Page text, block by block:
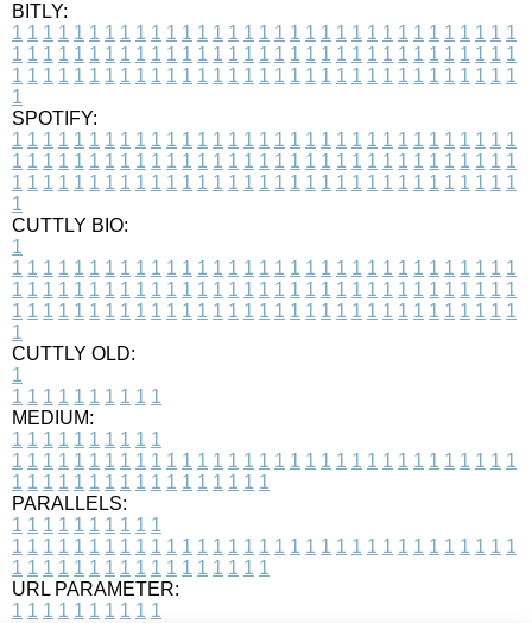
BITLY:
1 1 1 1 1 1 1 1 1 1 1 1 1 1 1 1 1 1 1 1 1 1 1 1 1 1 1 1 1 1 1 1 1
1 1 1 1 1 1 1 1 1 1 1 1 1 1 1 1 1 1 1 1 1 1 1 1 1 1 1 1 1 1 1 1 1
1 1 1 1 1 1 1 1 1 1 1 1 1 1 1 1 1 1 1 1 1 1 1 1 1 1 1 1 1 1 1 1 1
1
SPOTIFY:
1 1 1 1 1 1 1 1 1 1 1 1 1 1 1 1 1 1 1 1 1 1 1 1 1 1 1 1 1 1 1 1 1
1 1 1 1 1 1 1 1 1 1 1 1 1 1 1 1 1 1 1 1 1 1 1 1 1 1 1 1 1 1 1 1 1
1 1 1 1 1 1 1 1 1 1 1 1 1 1 1 1 1 1 1 1 1 1 1 1 1 1 1 1 1 1 1 1 1
1
CUTTLY BIO:
1
1 1 1 1 1 1 1 1 1 1 1 1 1 1 1 1 1 1 1 1 1 1 1 1 1 1 1 1 1 1 1 1 1
1 1 1 1 1 1 1 1 1 1 1 1 1 1 1 1 1 1 1 1 1 1 1 1 1 1 1 1 1 1 1 1 1
1 1 1 1 1 1 1 1 1 1 1 1 1 1 1 1 1 1 1 1 1 1 1 1 1 1 1 1 1 1 1 1 1
1
CUTTLY OLD:
1
1 1 1 1 1 1 1 1 1 1
MEDIUM:
1 1 1 1 1 1 1 1 1 1
1 1 1 1 1 1 1 1 1 1 1 1 1 1 1 1 1 1 1 1 1 1 1 1 1 1 1 1 1 1 1 1 1
1 1 1 1 1 1 1 1 1 1 1 1 1 1 1 1 1
PARALLELS:
1 1 1 1 1 1 1 1 1 1
1 1 1 1 1 1 1 1 1 1 1 1 1 1 1 1 1 1 1 1 1 1 1 1 1 1 1 1 1 1 1 1 1
1 1 1 1 1 1 1 1 1 1 1 1 1 1 1 1 1
URL PARAMETER:
1 1 1 1 1 1 1 1 1 1